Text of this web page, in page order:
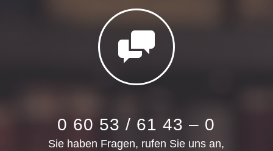
0 60 53 / 61 43 – 0
Sie haben Fragen, rufen Sie uns an,